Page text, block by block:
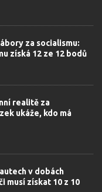
za socialismu:
získá 12 ze 12 bodů
realitě za
ukáže, kdo má
v dobách
musí získat 10 z 10